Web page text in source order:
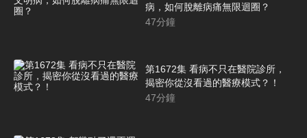
病，如何脫離病痛無限迴圈？
47分鐘
第1672集 看病不只在醫院診所，
揭密你從沒看過的醫療模式？！
47分鐘